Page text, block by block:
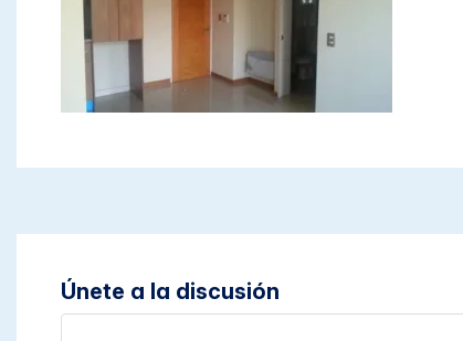
Únete a la discusión